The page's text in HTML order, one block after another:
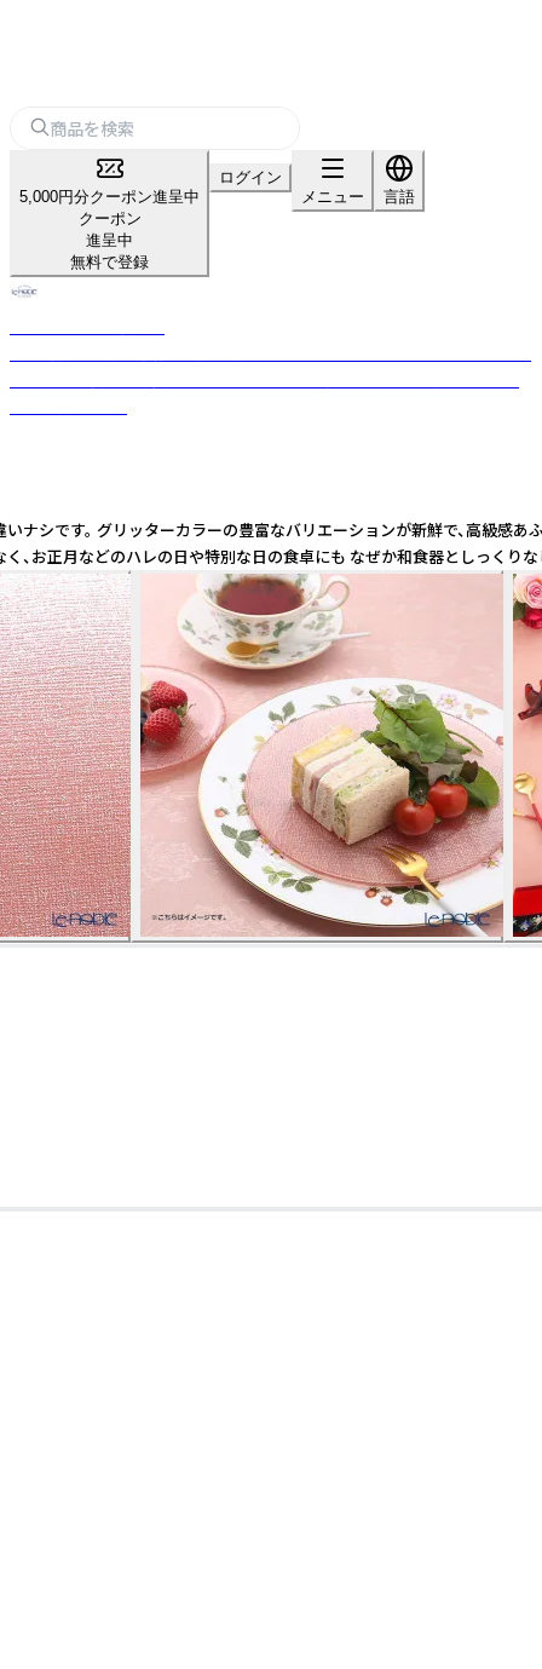
5,000円分クーポン進呈中
クーポン
進呈中
無料で登録
ログイン
メニュー
言語
す。 グリッターカラーの豊富なバリエーションが新鮮で、高級
お正月などのハレの日や特別な日の食卓にも なぜか和食器としっ